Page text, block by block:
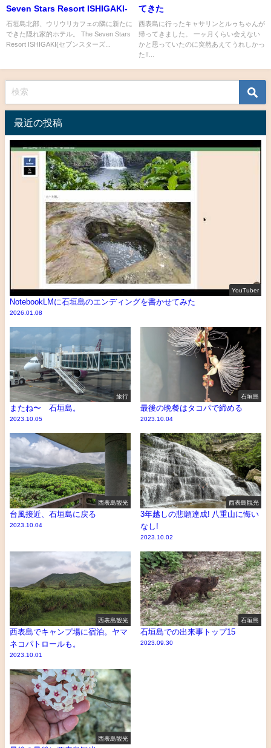
Seven Stars Resort ISHIGAKI-
石垣島北部、ウリウリカフェの隣に新たに
できた隠れ家的ホテル。 The Seven Stars
Resort ISHIGAKI(セブンスターズ...
てきた
西表島に行ったキャサリンとルゥちゃんが
帰ってきました。 一ヶ月くらい会えない
かと思っていたのに突然あえてうれしかっ
た!!...
最近の投稿
YouTuber
NotebookLMに石垣島のエンディングを書かせてみた
2026.01.08
旅行
またね〜 石垣島。
2023.10.05
石垣島
最後の晩餐はタコパで締める
2023.10.04
西表島観光
台風接近、石垣島に戻る
2023.10.04
西表島観光
3年越しの悲願達成! 八重山に悔い
なし!
2023.10.02
西表島観光
西表島でキャンプ場に宿泊。ヤマ
ネコパトロールも。
2023.10.01
石垣島
石垣島での出来事トップ15
2023.09.30
西表島観光